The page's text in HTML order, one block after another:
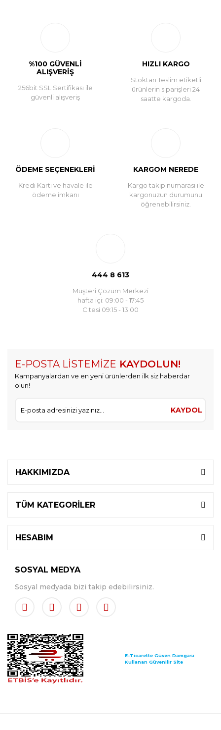
%100 GÜVENLİ
ALIŞVERİŞ
256bit SSL Sertifikası ile
güvenli alışveriş
HIZLI KARGO
Stoktan Teslim etiketli
ürünlerin siparişleri 24
saatte kargoda.
ÖDEME SEÇENEKLERİ
Kredi Kartı ve havale ile
ödeme imkanı
KARGOM NEREDE
Kargo takip numarası ile
kargonuzun durumunu
öğrenebilirsiniz.
444 8 613
Müşteri Çözüm Merkezi
hafta içi: 09:00 - 17:45
C.tesi 09:15 - 13:00
E-POSTA LİSTEMİZE KAYDOLUN!
Kampanyalardan ve en yeni ürünlerden ilk siz haberdar
olun!
KAYDOL
HAKKIMIZDA
TÜM KATEGORİLER
HESABIM
SOSYAL MEDYA
Sosyal medyada bizi takip edebilirsiniz.
E-Ticarette Güven Damgası
Kullanan Güvenilir Site